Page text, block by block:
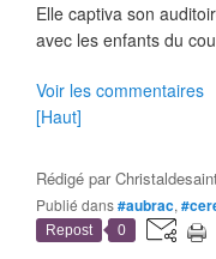
Elle captiva son
avec les enfants du
Voir les commentaires
[Haut]
Rédigé par
Publié dans#aubrac,
Repost 0